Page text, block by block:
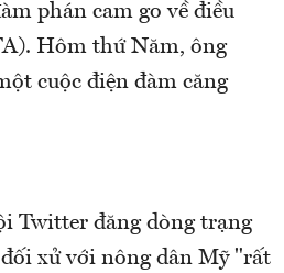
phán cam go về điều
Hôm thứ Năm, ông
cuộc điện đàm căng
Twitter đăng dòng trạng
xử với nông dân Mỹ "rất